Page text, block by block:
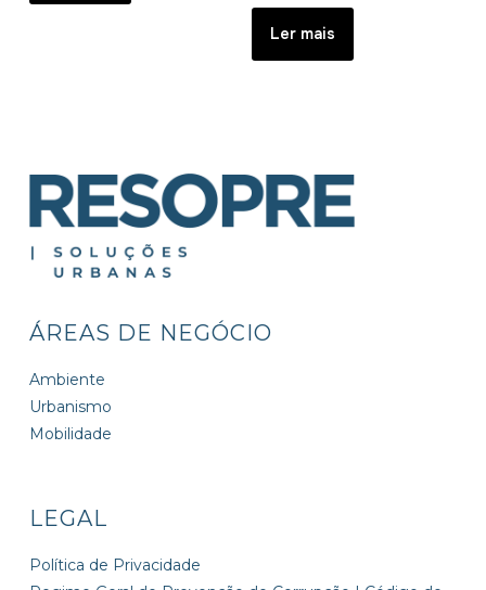
Ler mais
ÁREAS DE NEGÓCIO
Ambiente
Urbanismo
Mobilidade
LEGAL
Política de Privacidade